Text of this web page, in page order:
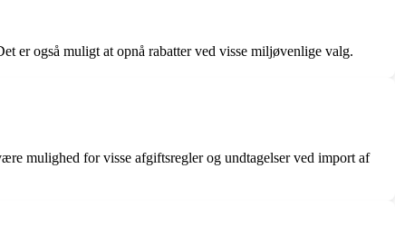
er også muligt at opnå rabatter ved visse miljøvenlige valg.
mulighed for visse afgiftsregler og undtagelser ved import af